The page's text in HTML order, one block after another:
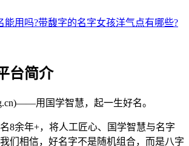
能用吗?带馥字的名字女孩洋气点有哪些?
台简介
用国学智慧，起一生好名。
8余年+，将人工匠心、国学智慧与名字
们相信，好名字不是随机组合，而是八字